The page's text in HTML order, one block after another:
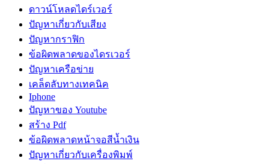
ดาวน์โหลดไดร์เวอร์
ปัญหาเกี่ยวกับเสียง
ปัญหากราฟิก
ข้อผิดพลาดของไดรเวอร์
ปัญหาเครือข่าย
เคล็ดลับทางเทคนิค
Iphone
ปัญหาของ Youtube
สร้าง Pdf
ข้อผิดพลาดหน้าจอสีน้ำเงิน
ปัญหาเกี่ยวกับเครื่องพิมพ์